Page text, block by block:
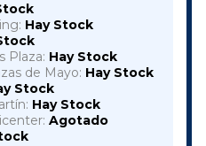
Hay Stock
Plaza: Hay Stock
de Mayo: Hay Stock
Stock
Hay Stock
Agotado